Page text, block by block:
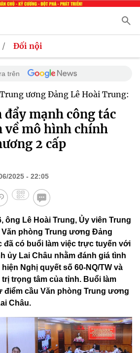
/ Đối nội
trên
ương Đảng Lê Hoài Trung:
đẩy mạnh công tác
về mô hình chính
2 cấp
2025 - 22:05
ông Lê Hoài Trung, Ủy viên Trung
phòng Trung ương Đảng
đã có buổi làm việc trực tuyến với
ủy Lai Châu nhằm đánh giá tình
Nghị quyết số 60-NQ/TW và
trọng tâm của tỉnh. Buổi làm
điểm cầu Văn phòng Trung ương
Châu.